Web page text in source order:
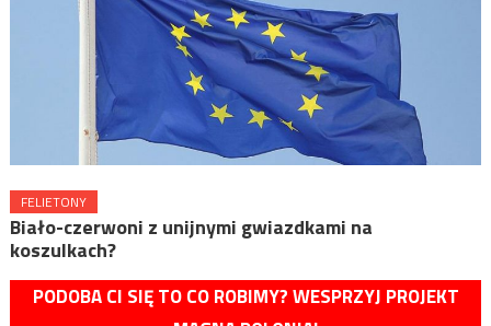
FELIETONY
Biało-czerwoni z unijnymi gwiazdkami na
koszulkach?
PODOBA CI SIĘ TO CO ROBIMY? WESPRZYJ PROJEKT